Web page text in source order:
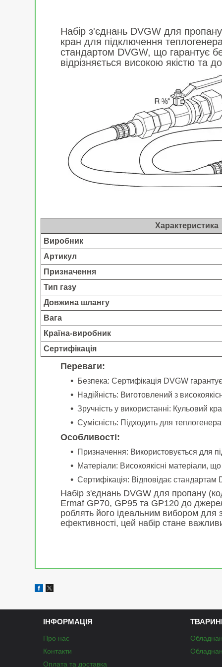
Набір з'єднань DVGW для
кран для підключення
стандартом DVGW, що гарантує
відрізняється високою якістю та
Характеристика
Виробник
Артикул
Призначення
Тип газу
Довжина шлангу
Вага
Країна-виробник
Сертифікація
Переваги:
Безпека: Сертифікація DVGW
Надійність: Виготовлений з
Зручність у використанні: Кульовий
Сумісність: Підходить для
Особливості:
Призначення: Використовується для
Матеріали: Високоякісні матеріали,
Сертифікація: Відповідає стандартам
Набір з'єднань DVGW для пропану
Ermaf GP70, GP95 та GP120 до
роблять його ідеальним вибором для
ефективності, цей набір стане
ІНФОРМАЦІЯ
Про нас
Контакти
Оплата та доставка